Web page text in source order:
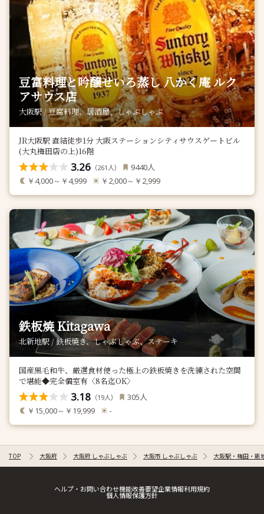
豆富料理と吟醸せいろ蒸し 八かく庵 ルク
アサウス店
大阪駅 / 豆腐料理、居酒屋、しゃぶしゃぶ
JR大阪駅 直結徒歩1分 大阪ステーションシティサウスゲートビル
(大丸梅田店の上)16階
3.26 （261 人） 9440人
￥4,000～￥4,999 ￥2,000～￥2,999
鉄板焼 Kitagawa
北新地駅 / 鉄板焼き、しゃぶしゃぶ、ステーキ
国産黒毛和牛、厳選食材使った極上の鉄板焼きを洗練された空間
で堪能◆完全個室有〈8名迄OK〉
3.18 （19人） 305人
￥15,000～￥19,999 -
TOP 大阪府 大阪府 しゃぶしゃぶ 大阪市 しゃぶしゃぶ 大阪駅・梅田・新
ヘルプ・お問い合わせ機能改善要望企業情報利用規約
個人情報保護方針